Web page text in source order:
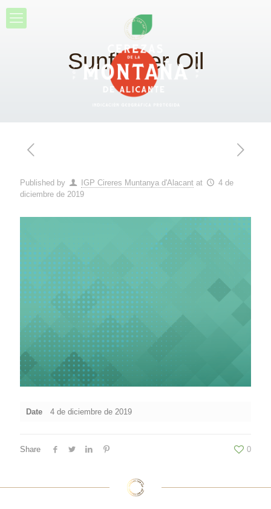
Sunflower Oil
Published by IGP Cireres Muntanya d'Alacant at
4 de
diciembre de 2019
Date 4 de diciembre de 2019
Share 0